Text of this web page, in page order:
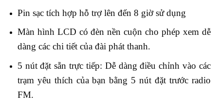
Pin sạc tích hợp hỗ trợ lên đến 8 giờ sử dụng
Màn hình LCD có đèn nền cuộn cho phép xem dễ
dàng các chi tiết của đài phát thanh.
5 nút đặt sẵn trực tiếp: Dễ dàng điều chỉnh vào các
trạm yêu thích của bạn bằng 5 nút đặt trước radio
FM.